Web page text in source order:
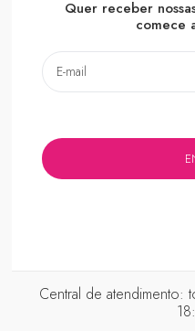
Quer receber
comece
Central de